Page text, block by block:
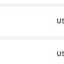
Ausblick
Einheimischer
Chicago bietet